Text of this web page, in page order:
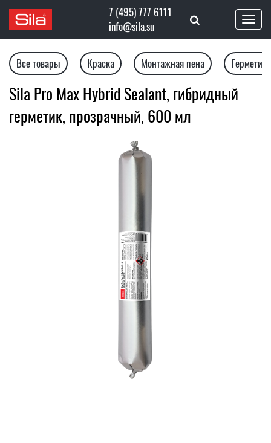
7 (495) 777 6111
info@sila.su
Toggle
Все товары
Краска Монтажная пена Герметики
Sila Pro Max Hybrid Sealant, гибридный
герметик, прозрачный, 600 мл